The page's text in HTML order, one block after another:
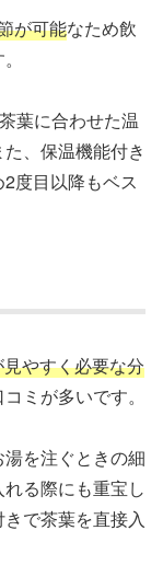
が可能なため飲
葉に合わせた温
、保温機能付き
度目以降もベス
やすく必要な分
ミが多いです。
を注ぐときの細
る際にも重宝し
で茶葉を直接入